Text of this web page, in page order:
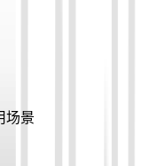
场景